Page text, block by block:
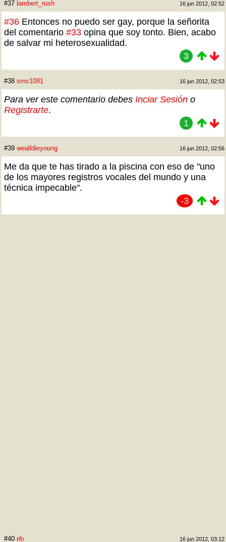
#37 lambert_rush 16 jun 2012, 02:52
#36 Entonces no puedo ser gay, porque la señorita
del comentario #33 opina que soy tonto. Bien, acabo
de salvar mi heterosexualidad.
3
#38 smc1081 16 jun 2012, 02:53
Para ver este comentario debes Inciar Sesión o
Registrarte.
1
#39 wealldieyoung 16 jun 2012, 02:56
Me da que te has tirado a la piscina con eso de "uno
de los mayores registros vocales del mundo y una
técnica impecable".
-3
#40 rib 16 jun 2012, 03:12